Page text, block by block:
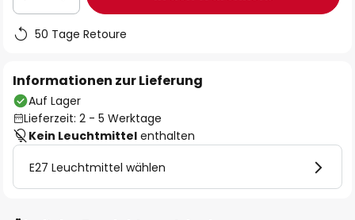
50 Tage Retoure
Informationen zur Lieferung
Auf Lager
Lieferzeit: 2 - 5 Werktage
Kein Leuchtmittel enthalten
E27 Leuchtmittel wählen